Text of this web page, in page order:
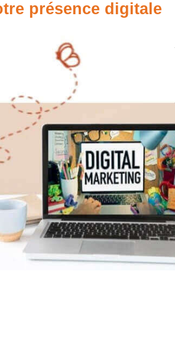
présence digitale